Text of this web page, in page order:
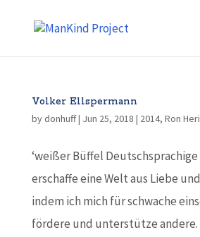
Volker Ellspermann
bydonhuff| Jun 25, 2018 | 2014, Ron
‘weißer Büffel Deutschsprachige
erschaffe eine Welt aus Liebe
indem ich mich für schwache
fördere und unterstütze andere.